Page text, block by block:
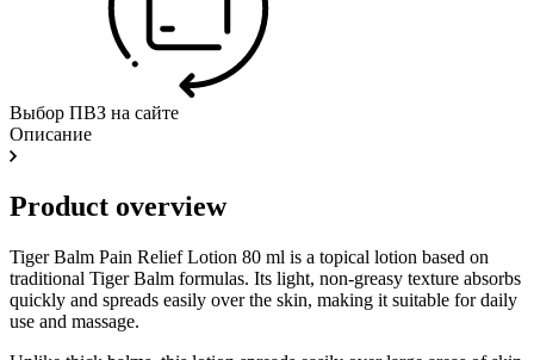
Выбор ПВЗ на сайте
Описание
Product overview
Tiger Balm Pain Relief Lotion 80 ml is a topical lotion based on
traditional Tiger Balm formulas. Its light, non-greasy texture absorbs
quickly and spreads easily over the skin, making it suitable for daily
use and massage.